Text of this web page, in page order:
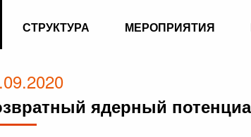
СТРУКТУРА МЕРОПРИЯТИЯ
ядерный